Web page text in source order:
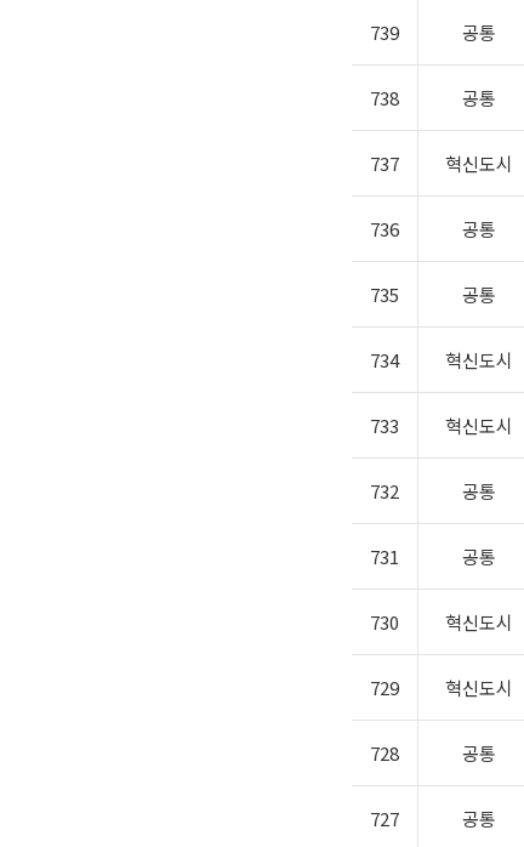
739 공통
738 공통
737 혁신도시
736 공통
735 공통
734 혁신도시
733 혁신도시
732 공통
731 공통
730 혁신도시
729 혁신도시
728 공통
727 공통